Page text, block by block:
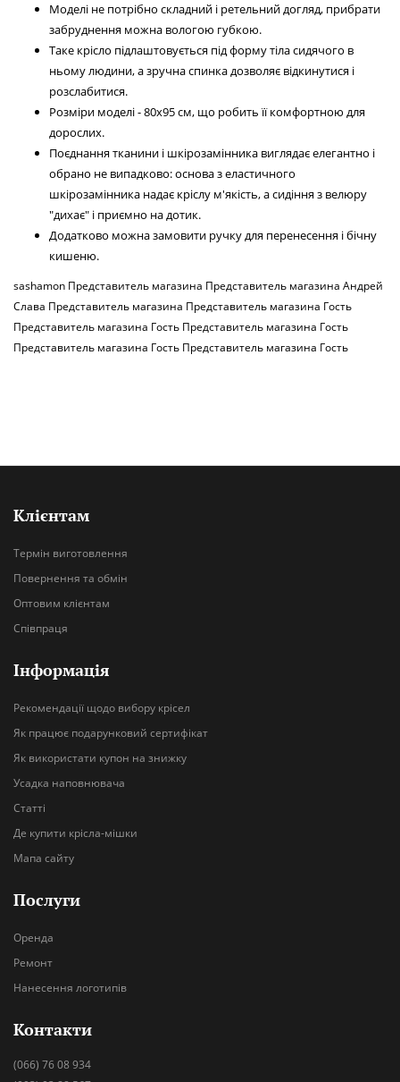
Моделі не потрібно складний і ретельний догляд, прибрати
забруднення можна вологою губкою.
Таке крісло підлаштовується під форму тіла сидячого в
ньому людини, а зручна спинка дозволяє відкинутися і
розслабитися.
Розміри моделі - 80х95 см, що робить її комфортною для
дорослих.
Поєднання тканини і шкірозамінника виглядає елегантно і
обрано не випадково: основа з еластичного
шкірозамінника надає кріслу м'якість, а сидіння з велюру
"дихає" і приємно на дотик.
Додатково можна замовити ручку для перенесення і бічну
кишеню.
sashamon Представитель магазина Представитель магазина Андрей
Слава Представитель магазина Представитель магазина Гость
Представитель магазина Гость Представитель магазина Гость
Представитель магазина Гость Представитель магазина Гость
Клієнтам
Термін виготовлення
Повернення та обмін
Оптовим клієнтам
Співпраця
Інформація
Рекомендації щодо вибору крісел
Як працює подарунковий сертифікат
Як використати купон на знижку
Усадка наповнювача
Статті
Де купити крісла-мішки
Мапа сайту
Послуги
Оренда
Ремонт
Нанесення логотипів
Контакти
(066) 76 08 934